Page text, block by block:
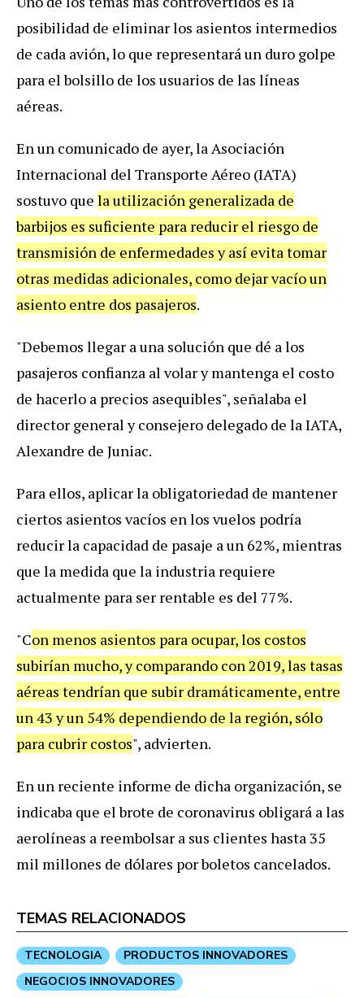
posibilidad de eliminar los asientos intermedios
de cada avión, lo que representará un duro golpe
para el bolsillo de los usuarios de las líneas
aéreas.
En un comunicado de ayer, la Asociación
Internacional del Transporte Aéreo (IATA)
sostuvo que la utilización generalizada de
barbijos es suficiente para reducir el riesgo de
transmisión de enfermedades y así evita tomar
otras medidas adicionales, como dejar vacío un
asiento entre dos pasajeros.
"Debemos llegar a una solución que dé a los
pasajeros confianza al volar y mantenga el costo
de hacerlo a precios asequibles", señalaba el
director general y consejero delegado de la IATA,
Alexandre de Juniac.
Para ellos, aplicar la obligatoriedad de mantener
ciertos asientos vacíos en los vuelos podría
reducir la capacidad de pasaje a un 62%, mientras
que la medida que la industria requiere
actualmente para ser rentable es del 77%.
"Con menos asientos para ocupar, los costos
subirían mucho, y comparando con 2019, las tasas
aéreas tendrían que subir dramáticamente, entre
un 43 y un 54% dependiendo de la región, sólo
para cubrir costos", advierten.
En un reciente informe de dicha organización, se
indicaba que el brote de coronavirus obligará a las
aerolíneas a reembolsar a sus clientes hasta 35
mil millones de dólares por boletos cancelados.
TEMAS RELACIONADOS
TECNOLOGIA
PRODUCTOS INNOVADORES
NEGOCIOS INNOVADORES